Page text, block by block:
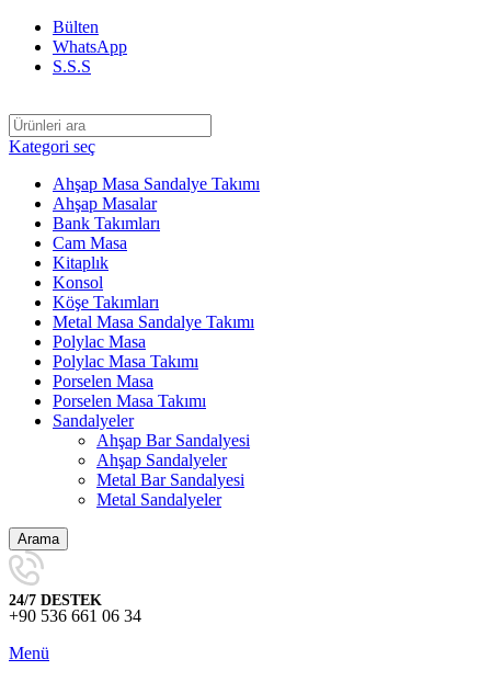
Bülten
WhatsApp
S.S.S
Kategori seç
Ahşap Masa Sandalye Takımı
Ahşap Masalar
Bank Takımları
Cam Masa
Kitaplık
Konsol
Köşe Takımları
Metal Masa Sandalye Takımı
Polylac Masa
Polylac Masa Takımı
Porselen Masa
Porselen Masa Takımı
Sandalyeler
Ahşap Bar Sandalyesi
Ahşap Sandalyeler
Metal Bar Sandalyesi
Metal Sandalyeler
Arama
24/7 DESTEK
+90 536 661 06 34
Menü